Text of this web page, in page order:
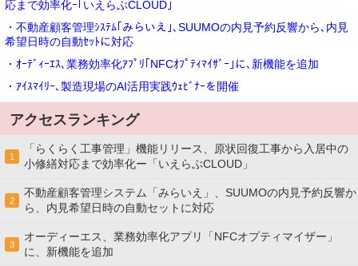
応まで効率化ｰ｢いえらぶCLOUD｣
・不動産顧客管理ｼｽﾃﾑ｢みらいえ｣､SUUMOの内見予約反響から､内見
希望日時の自動ｾｯﾄに対応
・ｵｰﾃﾞｨｰｴｽ､業務効率化ｱﾌﾟﾘ｢NFCｵﾌﾟﾃｨﾏｲｻﾞｰ｣に､新機能を追加
・ｱｲｽﾏｲﾘｰ､製造現場のAI活用実践ｳｪﾋﾞﾅｰを開催
アクセスランキング
1
「らくらく工事管理」機能リリース、原状回復工事から入居中の
小修繕対応まで効率化ー「いえらぶCLOUD」
2
不動産顧客管理システム「みらいえ」、SUUMOの内見予約反響か
ら、内見希望日時の自動セットに対応
3
オーディーエス、業務効率化アプリ「NFCオプティマイザー」
に、新機能を追加